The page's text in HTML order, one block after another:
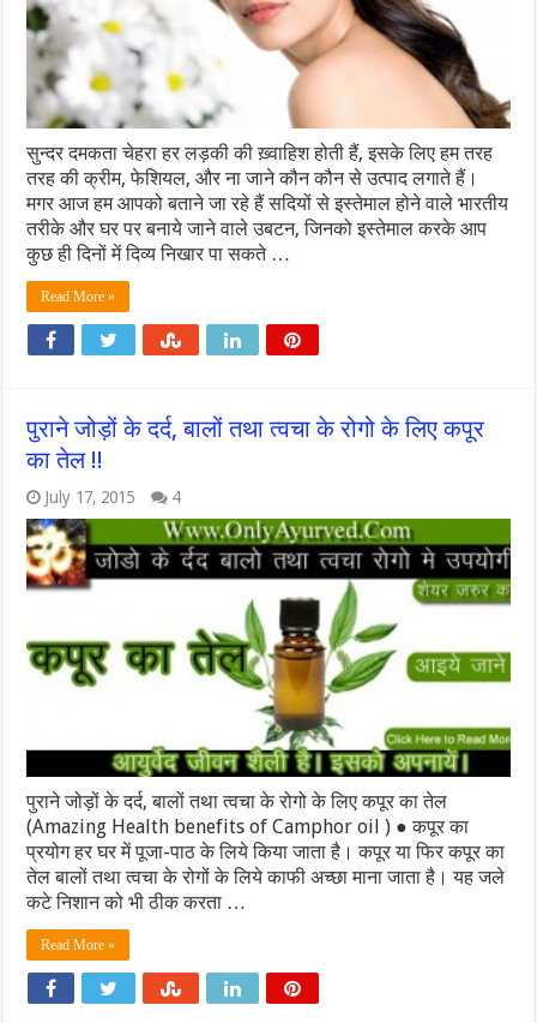
सुन्दर दमकता चेहरा हर लड़की की ख़्वाहिश होती हैं, इसके लिए हम तरह
तरह की क्रीम, फेशियल, और ना जाने कौन कौन से उत्पाद लगाते हैं।
मगर आज हम आपको बताने जा रहे हैं सदियों से इस्तेमाल होने वाले भारतीय
तरीके और घर पर बनाये जाने वाले उबटन, जिनको इस्तेमाल करके आप
कुछ ही दिनों में दिव्य निखार पा सकते …
Read More »
पुराने जोड़ों के दर्द, बालों तथा त्‍वचा के रोगो के लिए कपूर
का तेल !!
July 17, 2015 4
पुराने जोड़ों के दर्द, बालों तथा त्‍वचा के रोगो के लिए कपूर का तेल
(Amazing Health benefits of Camphor oil ) ● कपूर का
प्रयोग हर घर में पूजा-पाठ के लिये किया जाता है। कपूर या फिर कपूर का
तेल बालों तथा त्‍वचा के रोगों के लिये काफी अच्‍छा माना जाता है। यह जले
कटे निशान को भी ठीक करता …
Read More »